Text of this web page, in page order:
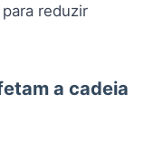
reduzir
a cadeia